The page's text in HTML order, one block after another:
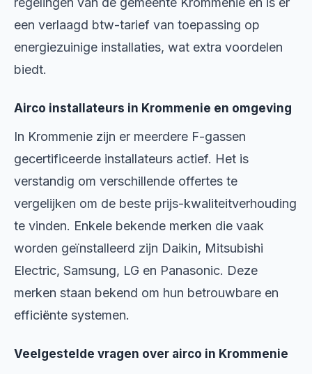
een verlaagd btw-tarief van toepassing op
energiezuinige installaties, wat extra voordelen
biedt.
Airco installateurs in Krommenie en omgeving
In Krommenie zijn er meerdere F-gassen
gecertificeerde installateurs actief. Het is
verstandig om verschillende offertes te
vergelijken om de beste prijs-kwaliteitverhouding
te vinden. Enkele bekende merken die vaak
worden geïnstalleerd zijn Daikin, Mitsubishi
Electric, Samsung, LG en Panasonic. Deze
merken staan bekend om hun betrouwbare en
efficiënte systemen.
Veelgestelde vragen over airco in Krommenie